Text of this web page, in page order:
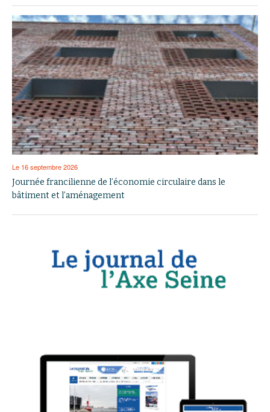
Le 16 septembre 2026
Journée francilienne de l’économie circulaire dans le
bâtiment et l’aménagement